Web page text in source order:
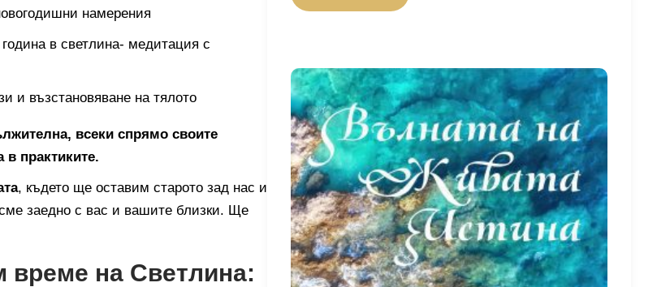
намерения
в светлина- медитация с
и възстановяване на тялото
всеки спрямо своите
практиките.
, където ще оставим старото зад нас и
заедно с вас и вашите близки. Ще
време на Светлина: